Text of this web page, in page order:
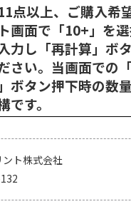
点以上、ご購入希
画面で「10+」を
力し「再計算」ボ
さい。当画面での
ボタン押下時の数
です。
ト株式会社